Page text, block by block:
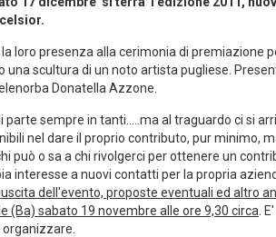
loro presenza alla cerimonia di premiazione
scultura di un noto artista pugliese.
Donatella Azzone.
sempre in tanti.....ma al traguardo ci si
nel dare il proprio contributo, pur minimo,
può o sa a chi rivolgerci per ottenere un
a nuovi contatti per la propria
dell'evento, proposte eventuali ed altro
(Ba) sabato 19 novembre alle ore 9,30 circa .